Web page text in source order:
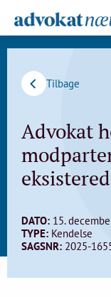
Tilbage
Advokat
DATO: 15.
TYPE: Kendelse
SAGSNR: 2025-